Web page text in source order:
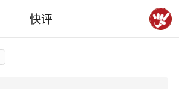
快评
下拉刷新